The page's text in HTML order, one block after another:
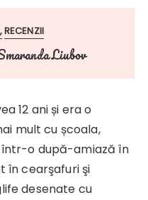
RECENZII
Liubov
12 ani și era o
mult cu școala,
într-o după-amiază în
în cearşafuri şi
desenate cu